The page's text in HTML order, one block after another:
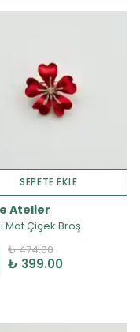
SEPETE EKLE
Atelier
Mat Çiçek Broş
₺ 474.00
₺ 399.00